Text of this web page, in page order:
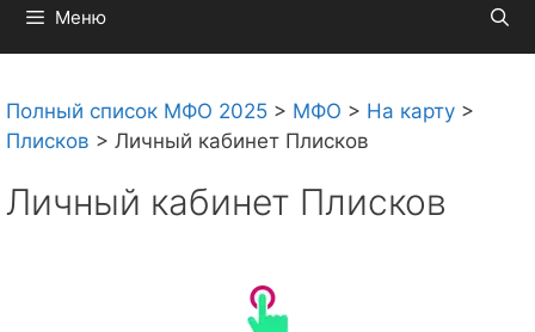
Меню
Полный список МФО 2025 > МФО > На карту >
Плисков > Личный кабинет Плисков
Личный кабинет Плисков